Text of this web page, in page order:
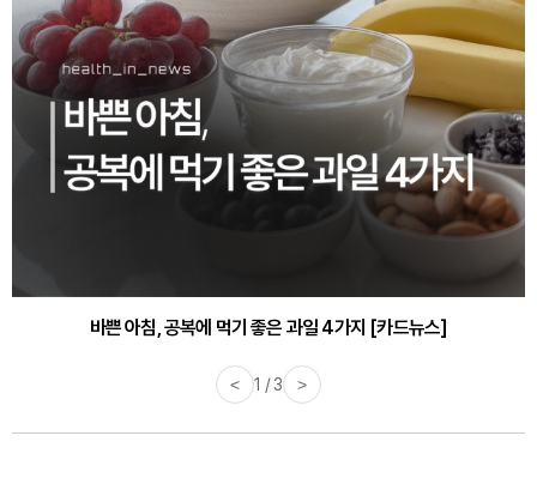
바쁜 아침, 공복에 먹기 좋은 과일 4가지 [카드뉴스]
< 1 / 3 >